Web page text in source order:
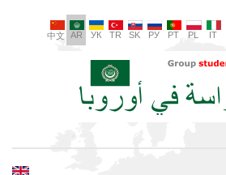
IT
PL
PT
РУ
SK
TR
УК
AR
中文